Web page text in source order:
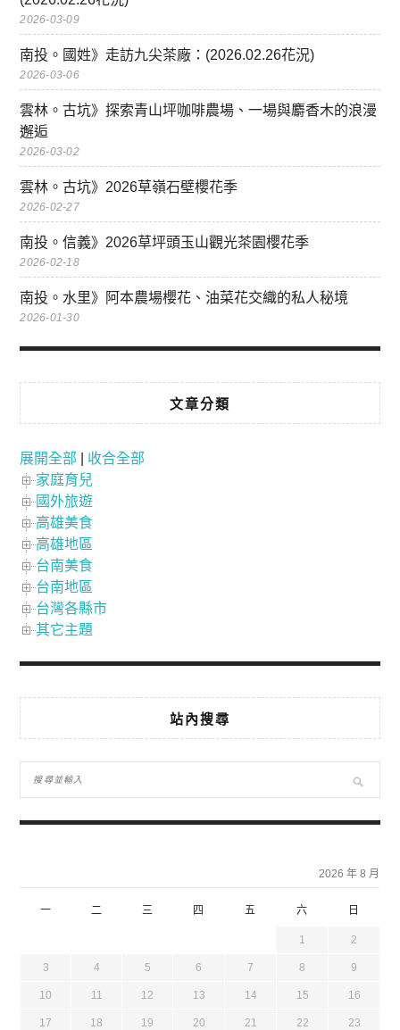
2026-03-09
南投。國姓》走訪九尖茶廠：(2026.02.26花況)
2026-03-06
雲林。古坑》探索青山坪咖啡農場、一場與麝香木的浪漫
邂逅
2026-03-02
雲林。古坑》2026草嶺石壁櫻花季
2026-02-27
南投。信義》2026草坪頭玉山觀光茶園櫻花季
2026-02-18
南投。水里》阿本農場櫻花、油菜花交織的私人秘境
2026-01-30
文章分類
展開全部
收合全部
家庭育兒
國外旅遊
高雄美食
高雄地區
台南美食
台南地區
台灣各縣市
其它主題
站內搜尋
2026 年 8 月
一 二 三 四 五 六 日
1 2
3 4 5 6 7 8 9
10 11 12 13 14 15 16
17 18 19 20 21 22 23